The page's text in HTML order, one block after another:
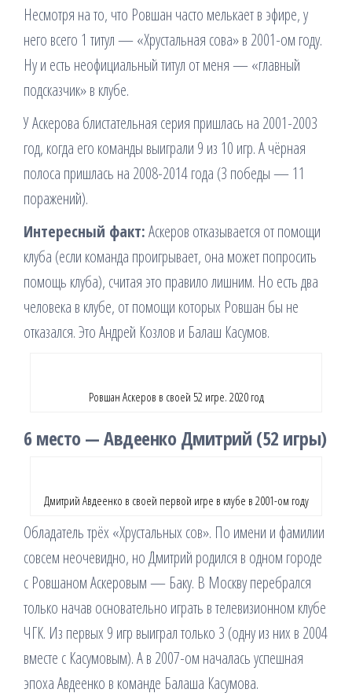
Несмотря на то, что Ровшан часто мелькает в эфире, у
него всего 1 титул — «Хрустальная сова» в 2001-ом году.
Ну и есть неофициальный титул от меня — «главный
подсказчик» в клубе.
У Аскерова блистательная серия пришлась на 2001-2003
год, когда его команды выиграли 9 из 10 игр. А чёрная
полоса пришлась на 2008-2014 года (3 победы — 11
поражений).
Интересный факт:Аскеров отказывается от помощи
клуба (если команда проигрывает, она может попросить
помощь клуба), считая это правило лишним. Но есть два
человека в клубе, от помощи которых Ровшан бы не
отказался. Это Андрей Козлов и Балаш Касумов.
Ровшан Аскеров в своей 52 игре. 2020 год
6 место — Авдеенко Дмитрий (52 игры)
Дмитрий Авдеенко в своей первой игре в клубе в 2001-ом году
Обладатель трёх «Хрустальных сов». По имени и фамилии
совсем неочевидно, но Дмитрий родился в одном городе
с Ровшаном Аскеровым — Баку. В Москву перебрался
только начав основательно играть в телевизионном клубе
ЧГК. Из первых 9 игр выиграл только 3 (одну из них в 2004
вместе с Касумовым). А в 2007-ом началась успешная
эпоха Авдеенко в команде Балаша Касумова.